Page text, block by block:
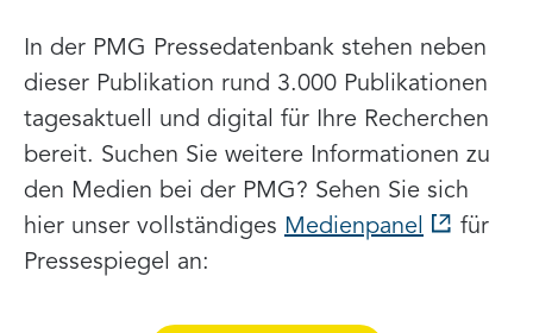
In der PMG Pressedatenbank stehen neben
dieser Publikation rund 3.000 Publikationen
tagesaktuell und digital für Ihre Recherchen
bereit. Suchen Sie weitere Informationen zu
den Medien bei der PMG? Sehen Sie sich
hier unser vollständiges Medienpanel
für
Pressespiegel an: